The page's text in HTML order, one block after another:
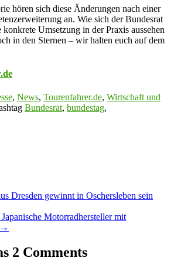
hören sich diese Änderungen nach einer
an. Wie sich der Bundesrat
Umsetzung in der Praxis aussehen
in den Sternen – wir halten euch auf dem
, News, Tourenfahrer.de, Wirtschaft und
Bundesrat, bundestag,
Dresden gewinnt in Oschersleben sein
Motorradhersteller mit
→
2 Comments